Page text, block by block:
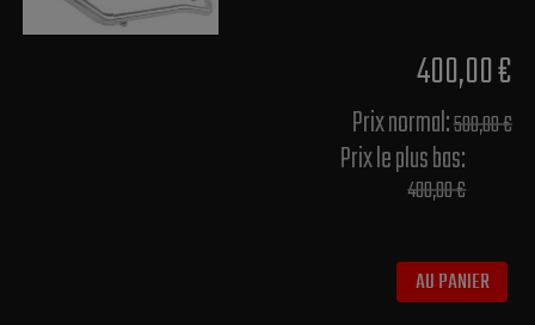
400,00 €
Prix normal​:500,00 €
Prix le plus bas:
400,00 €
AU PANIER